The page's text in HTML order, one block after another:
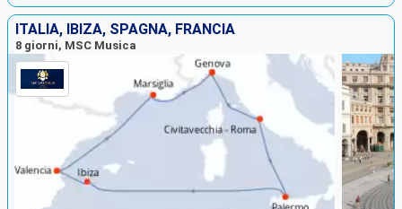
ITALIA, IBIZA, SPAGNA, FRANCIA
8 giorni, MSC Musica